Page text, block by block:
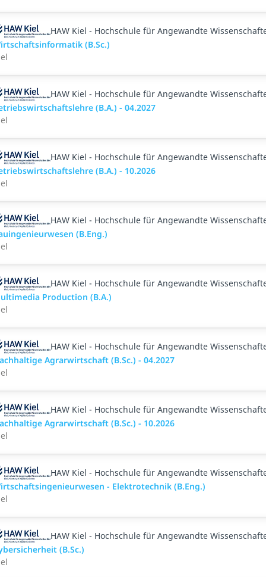
HAW Kiel - Hochschule für Angewandte
(B.Sc.)
HAW Kiel - Hochschule für Angewandte
(B.A.) - 04.2027
HAW Kiel - Hochschule für Angewandte
(B.A.) - 10.2026
HAW Kiel - Hochschule für Angewandte
(B.Eng.)
HAW Kiel - Hochschule für Angewandte
Production (B.A.)
HAW Kiel - Hochschule für Angewandte
Agrarwirtschaft (B.Sc.) - 04.2027
HAW Kiel - Hochschule für Angewandte
Agrarwirtschaft (B.Sc.) - 10.2026
HAW Kiel - Hochschule für Angewandte
- Elektrotechnik (B.Eng.)
HAW Kiel - Hochschule für Angewandte
(B.Sc.)